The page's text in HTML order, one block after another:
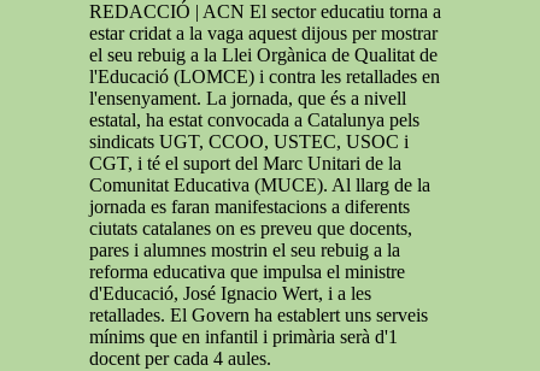
REDACCIÓ | ACN El sector educatiu torna a
estar cridat a la vaga aquest dijous per mostrar
el seu rebuig a la Llei Orgànica de Qualitat de
l'Educació (LOMCE) i contra les retallades en
l'ensenyament. La jornada, que és a nivell
estatal, ha estat convocada a Catalunya pels
sindicats UGT, CCOO, USTEC, USOC i
CGT, i té el suport del Marc Unitari de la
Comunitat Educativa (MUCE). Al llarg de la
jornada es faran manifestacions a diferents
ciutats catalanes on es preveu que docents,
pares i alumnes mostrin el seu rebuig a la
reforma educativa que impulsa el ministre
d'Educació, José Ignacio Wert, i a les
retallades. El Govern ha establert uns serveis
mínims que en infantil i primària serà d'1
docent per cada 4 aules.